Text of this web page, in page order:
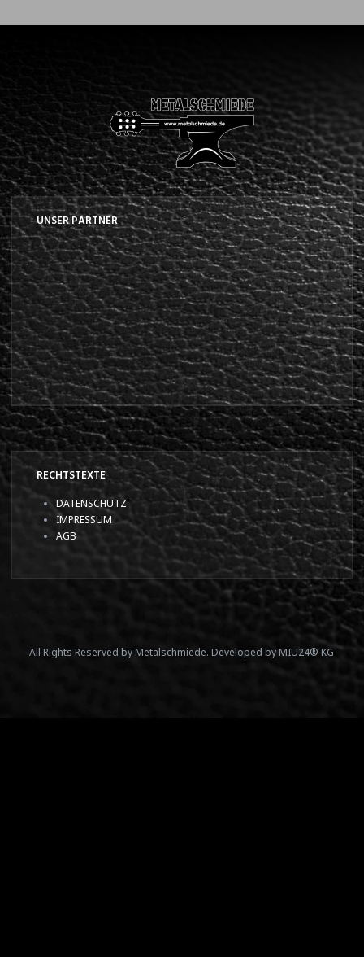
UNSER PARTNER
RECHTSTEXTE
DATENSCHUTZ
IMPRESSUM
AGB
All Rights Reserved by Metalschmiede. Developed by MIU24® KG